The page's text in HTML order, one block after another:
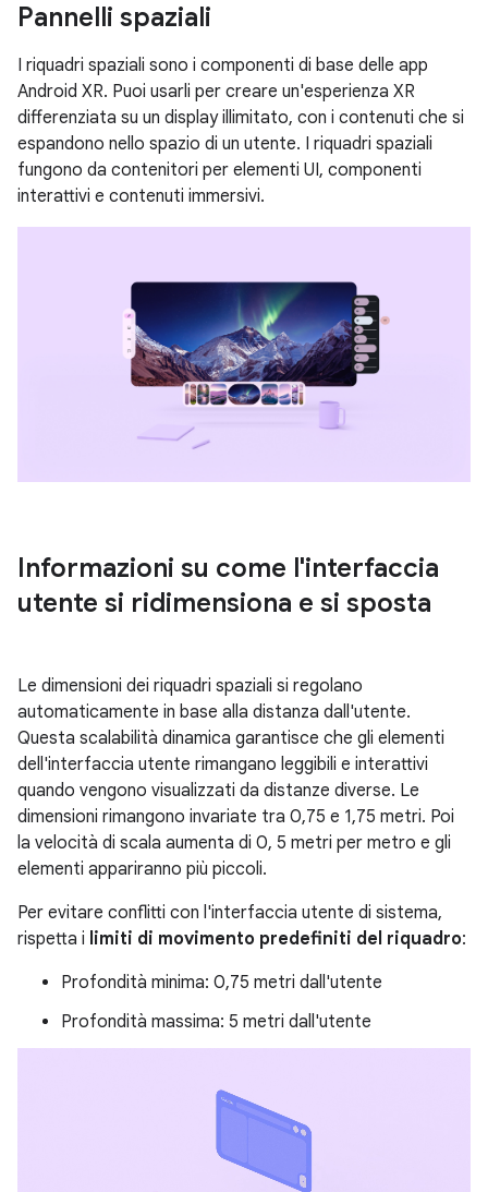
Pannelli spaziali
I riquadri spaziali sono i componenti di base delle app
Android XR. Puoi usarli per creare un'esperienza XR
differenziata su un display illimitato, con i contenuti che si
espandono nello spazio di un utente. I riquadri spaziali
fungono da contenitori per elementi UI, componenti
interattivi e contenuti immersivi.
Informazioni su come l'interfaccia
utente si ridimensiona e si sposta
Le dimensioni dei riquadri spaziali si regolano
automaticamente in base alla distanza dall'utente.
Questa scalabilità dinamica garantisce che gli elementi
dell'interfaccia utente rimangano leggibili e interattivi
quando vengono visualizzati da distanze diverse. Le
dimensioni rimangono invariate tra 0,75 e 1,75 metri. Poi
la velocità di scala aumenta di 0, 5 metri per metro e gli
elementi appariranno più piccoli.
Per evitare conflitti con l'interfaccia utente di sistema,
rispetta i limiti di movimento predefiniti del riquadro:
Profondità minima: 0,75 metri dall'utente
Profondità massima: 5 metri dall'utente